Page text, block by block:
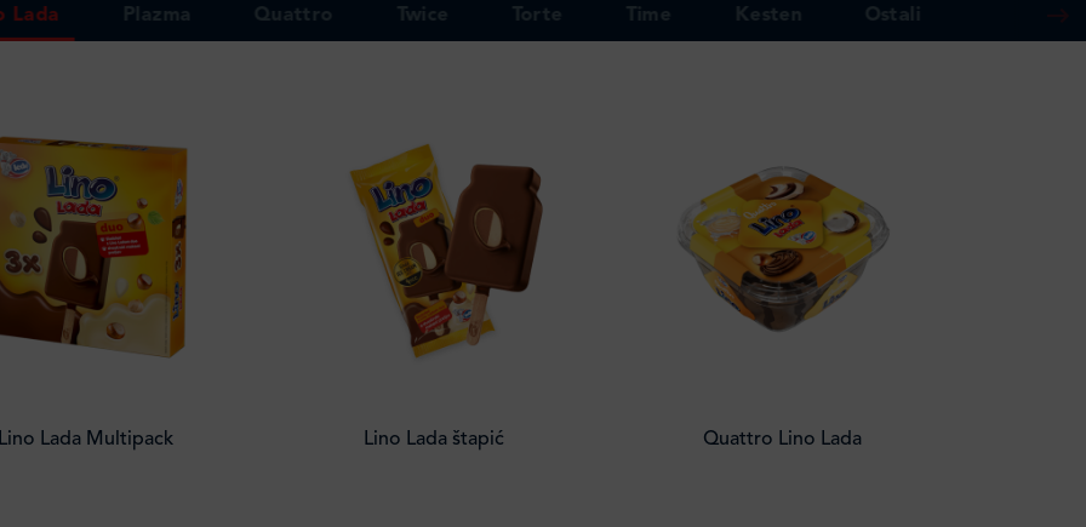
Lada Plazma Quattro Twice Torte Time Kesten Ostali
Lino Lada Multipack Lino Lada štapić Quattro Lino Lada